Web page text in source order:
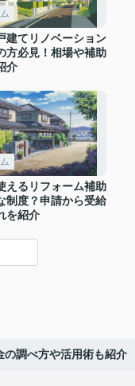
建てリノベーション
方必見！相場や補助
介
えるリフォーム補助
制度？申請から受給
を紹介
調べ方や活用術も紹介